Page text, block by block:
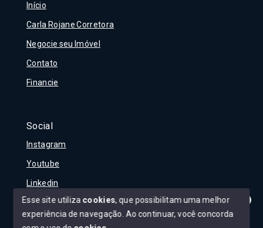
Olá! Tudo bem?
Início
Carla Rojane Corretora
Negocie seu Imóvel
Contato
Financie
Social
Instagram
Youtube
Linkedin
Esse site utiliza cookies, que possibilitam uma melhor
experiência de navegação. Ao continuar, você concorda